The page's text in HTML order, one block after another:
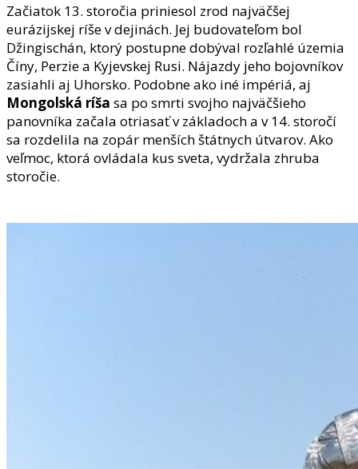
Začiatok 13. storočia priniesol zrod najväčšej
eurázijskej ríše v dejinách. Jej budovateľom bol
Džingischán, ktorý postupne dobýval rozľahlé územia
Číny, Perzie a Kyjevskej Rusi. Nájazdy jeho bojovníkov
zasiahli aj Uhorsko. Podobne ako iné impériá, aj
Mongolská ríša sa po smrti svojho najväčšieho
panovníka začala otriasať v základoch a v 14. storočí
sa rozdelila na zopár menších štátnych útvarov. Ako
veľmoc, ktorá ovládala kus sveta, vydržala zhruba
storočie.